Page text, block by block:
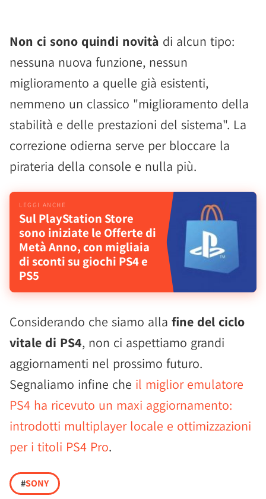
Non ci sono quindi novità di alcun tipo:
nessuna nuova funzione, nessun
miglioramento a quelle già esistenti,
nemmeno un classico "miglioramento della
stabilità e delle prestazioni del sistema". La
correzione odierna serve per bloccare la
pirateria della console e nulla più.
Sul PlayStation Store
sono iniziate le Offerte di
Metà Anno, con migliaia
di sconti su giochi PS4 e
PS5
Considerando che siamo alla fine del ciclo
vitale di PS4, non ci aspettiamo grandi
aggiornamenti nel prossimo futuro.
Segnaliamo infine che il miglior emulatore
PS4 ha ricevuto un maxi aggiornamento:
introdotti multiplayer locale e ottimizzazioni
per i titoli PS4 Pro.
#SONY